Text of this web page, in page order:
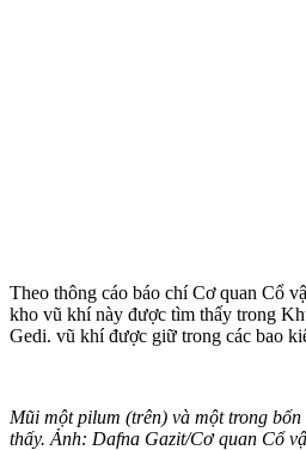
Theo thông cáo báo chí Cơ quan Cổ
kho vũ khí này được tìm thấy trong
Gedi. vũ khí được giữ trong các bao
Mũi một pilum (trên) và một trong
thấy. Ảnh: Dafna Gazit/Cơ quan Cổ